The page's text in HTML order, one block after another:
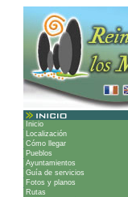
Inicio
Localización
Cómo llegar
Pueblos
Ayuntamientos
Guía de servicios
Fotos y planos
Rutas